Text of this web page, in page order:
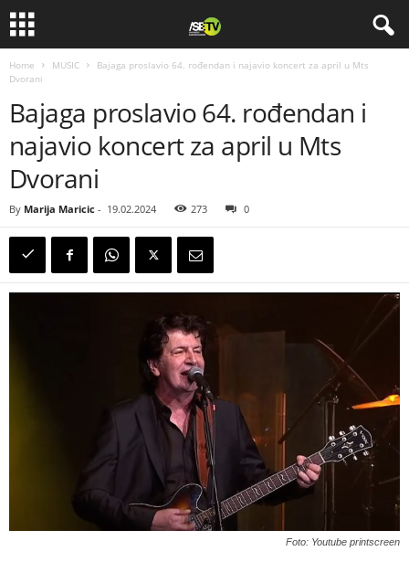
Home MUSIC
Bajaga proslavio 64. rođendan i najavio koncert za april u Mts
Dvorani
Bajaga proslavio 64. rođendan i
najavio koncert za april u Mts
Dvorani
By Marija Maricic - 19.02.2024 273 0
Foto: Youtube printscreen